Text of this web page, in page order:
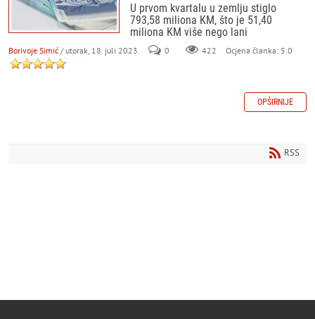
U prvom kvartalu u zemlju stiglo
793,58 miliona KM, što je 51,40
miliona KM više nego lani
Borivoje Simić / utorak, 18. juli 2023. 0 422 Ocjena članka: 5.0
OPŠIRNIJE
RSS